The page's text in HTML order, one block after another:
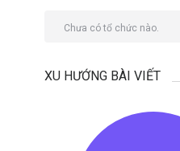
Chưa có tổ chức nào.
XU HƯỚNG BÀI VIẾT